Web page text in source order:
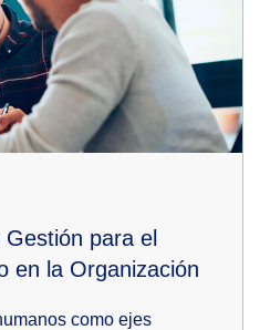
para el
en la Organización
como ejes